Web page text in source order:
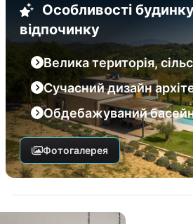
Особливості
відпочинку
Велика територія,
Сучасний дизайн
Обдебажуваний
Фотогалерея